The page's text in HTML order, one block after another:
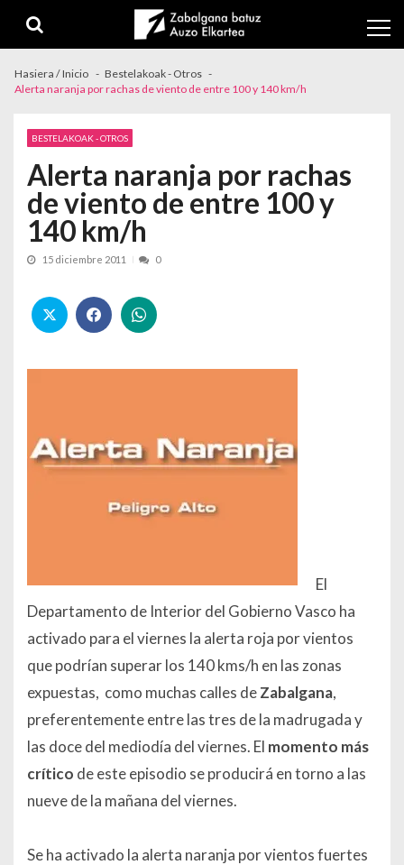
Hasiera / Inicio
Bestelakoak - Otros
Alerta naranja por rachas de viento de entre 100 y 140 km/h
BESTELAKOAK - OTROS
Alerta naranja por rachas
de viento de entre 100 y
140 km/h
15 diciembre 2011 0
El
Departamento de Interior del Gobierno Vasco ha
activado para el viernes la alerta roja por vientos
que podrían superar los 140 kms/h en las zonas
expuestas, como muchas calles deZabalgana,
preferentemente entre las tres de la madrugada y
las doce del mediodía del viernes. El momento más
crítico de este episodio se producirá en torno a las
nueve de la mañana del viernes.
Se ha activado la alerta naranja por vientos fuertes